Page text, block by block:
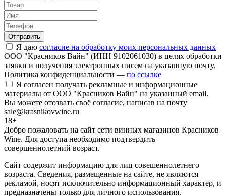
Отправить
Я даю согласие на обработку моих персональных данных
ООО "Красников Вайн" (ИНН 9102061030) в целях обработки
заявки и получения электронных писем на указанную почту.
Политика конфиденциальности — по ссылке
Я согласен получать рекламные и информационные
материалы от ООО "Красников Вайн" на указанный email.
Вы можете отозвать своё согласие, написав на почту
sale@krasnikovwine.ru
18+
Добро пожаловать на сайт сети винных магазинов Красников
Wine. Для доступа необходимо подтвердить
совершеннолетний возраст.
Сайт содержит информацию для лиц совешеннолетнего
возраста. Сведения, размещенные на сайте, не являются
рекламой, носят исключительно информационный характер, и
предназначены только для личного использования.